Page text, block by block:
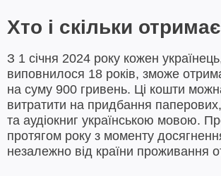
Хто і скільки отримає
З 1 січня 2024 року кожен
виповнилося 18 років, зможе
на суму 900 гривень. Ці кошти
витратити на придбання
та аудіокниг українською мовою.
протягом року з моменту
незалежно від країни проживання